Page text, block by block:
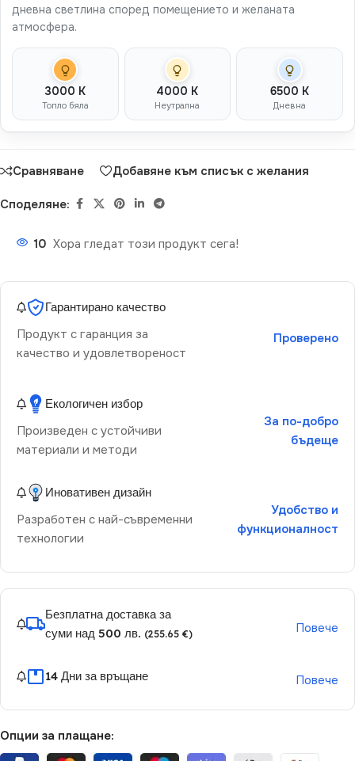
дневна светлина според помещението и желаната
атмосфера.
3000 K
Топло бяла
4000 K
Неутрална
6500 K
Дневна
Сравняване Добавяне към списък с желания
Споделяне:
10 Хора гледат този продукт сега!
Гарантирано качество
Продукт с гаранция за
качество и удовлетвореност
Проверено
Екологичен избор
Произведен с устойчиви
материали и методи
За по-добро
бъдеще
Иновативен дизайн
Разработен с най-съвременни
технологии
Удобство и
функционалност
Безплатна доставка за
суми над 500 лв. (255.65 €) Повече
14 Дни за връщане Повече
Опции за плащане: